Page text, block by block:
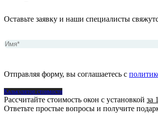
Оставьте заявку и наши специалисты
Отправляя форму, вы соглашаетесь с
Калькулятор стоимости
Рассчитайте стоимость окон с установкой за
Ответьте простые вопросы и получите